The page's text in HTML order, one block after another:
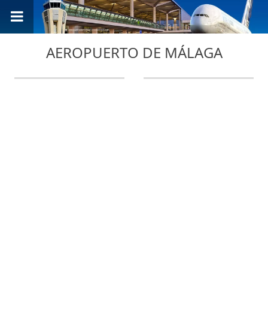
AEROPUERTO DE MÁLAGA